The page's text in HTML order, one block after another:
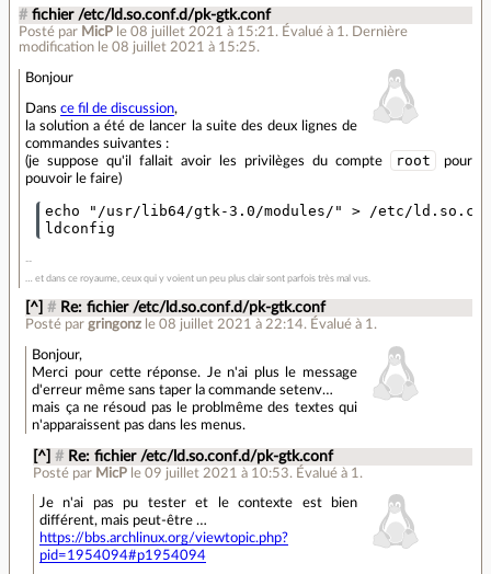
# fichier /etc/ld.so.conf.d/pk-gtk.conf
Posté par MicP le 08 juillet 2021 à 15:21 . Évalué à 1 . Dernière
modification le 08 juillet 2021 à 15:25.
Bonjour
Dans ce fil de discussion,
la solution a été de lancer la suite des deux lignes de
commandes suivantes :
(je suppose qu'il fallait avoir les privilèges du compte
root
pour
pouvoir le faire)
echo "/usr/lib64/gtk-3.0/modules/" > /etc/
… et dans ce royaume, ceux qui y voient un peu plus clair sont parfois très mal vus.
[^] # Re: fichier /etc/ld.so.conf.d/pk-gtk.conf
Posté pargringonz le 08 juillet 2021 à 22:14. Évalué à 1 .
Bonjour,
Merci pour cette réponse. Je n'ai plus le message
d'erreur même sans taper la commande setenv…
mais ça ne résoud pas le problmême des textes qui
n'apparaissent pas dans les menus.
[^] # Re: fichier /etc/ld.so.conf.d/pk-gtk.conf
Posté par MicP le 09 juillet 2021 à 10:53. Évalué à 1 .
Je n'ai pas pu tester et le contexte est bien
différent, mais peut-être …
https://bbs.archlinux.org/viewtopic.php?
pid=1954094#p1954094